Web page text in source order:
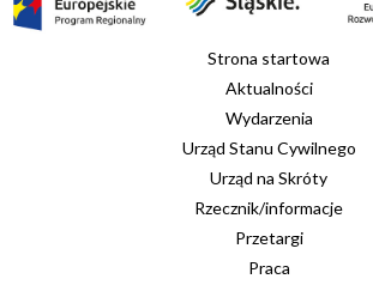
Strona startowa
Aktualności
Wydarzenia
Urząd Stanu Cywilnego
Urząd na Skróty
Rzecznik/informacje
Przetargi
Praca